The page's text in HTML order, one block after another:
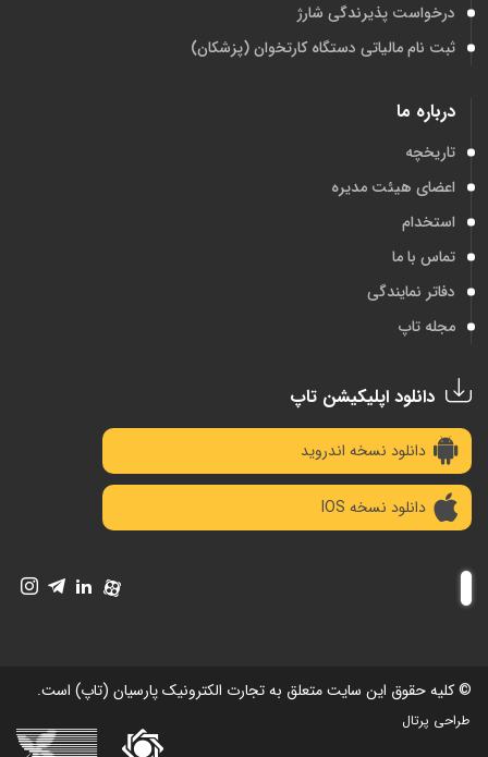
درخواست پذیرندگی شارژ
ثبت نام مالیاتی دستگاه کارتخوان (پزشکان)
درباره ما
تاریخچه
اعضای هیئت مدیره
استخدام
تماس با ما
دفاتر نمایندگی
مجله تاپ
دانلود اپلیکیشن تاپ
دانلود نسخه اندروید
دانلود نسخه IOS
© کلیه حقوق این سایت متعلق به تجارت الکترونیک پارسیان (تاپ) است.
طراحی پرتال